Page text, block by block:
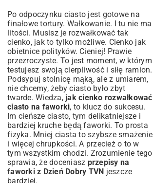
Po odpoczynku ciasto jest gotowe na
finałowe tortury. Wałkowanie. I tu nie ma
litości. Musisz je rozwałkować tak
cienko, jak to tylko możliwe. Cienko jak
obietnice polityków. Cieniej! Prawie
przezroczyste. To jest moment, w którym
testujesz swoją cierpliwość i siłę ramion.
Podsypuj stolnicę mąką, ale z umiarem,
nie chcemy, żeby ciasto było zbyt
twarde. Wiedza, jak cienko rozwałkować
ciasto na faworki, to klucz do sukcesu.
Im cieńsze ciasto, tym delikatniejsze i
bardziej kruche będą faworki. To prosta
fizyka. Mniej ciasta to szybsze smażenie
i więcej chrupkości. A przecież o to w
tym wszystkim chodzi. Zrozumienie tego
sprawia, że doceniasz przepisy na
faworki z Dzień Dobry TVN jeszcze
bardziej.